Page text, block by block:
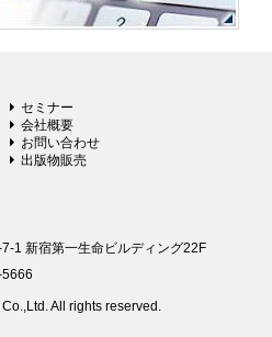
セミナー
会社概要
お問い合わせ
出版物販売
1 新宿第一生命ビルディング22F
All rights reserved.